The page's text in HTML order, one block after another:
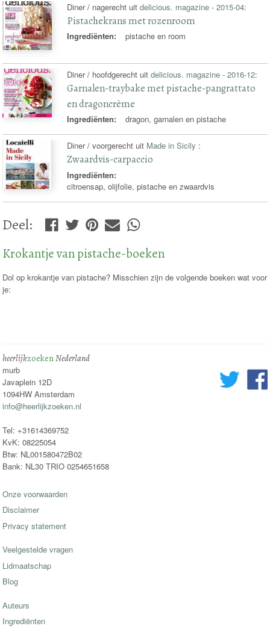
Diner / nagerecht uitdelicious. magazine - 2015-04:
Pistachekrans met rozenroom
Ingrediënten: pistache en room
Diner / hoofdgerecht uitdelicious. magazine - 2016-12:
Garnalen-traybake met pistache-pangrattato
en dragoncrème
Ingrediënten: dragon, garnalen en pistache
Diner / voorgerecht uit Made in Sicily :
Zwaardvis-carpaccio
Ingrediënten:
citroensap, olijfolie, pistache en zwaardvis
Deel:
Krokantje van pistache-boeken
Dol op krokantje van pistache? Misschien zijn de volgende boeken wat voor
je:
heerlijkzoekenNederland
murb
Javaplein 12D
1094HW Amsterdam
info@heerlijkzoeken.nl
Tel: +31614369752
KvK: 08225054
Btw: NL001580472B02
Bank: NL30 TRIO 0254651658
Onze voorwaarden
Disclaimer
Privacy statement
Veelgestelde vragen
Lidmaatschap
Blog
Auteurs
Ingrediënten